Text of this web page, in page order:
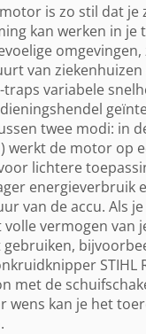
is zo stil dat je
kan werken in je
van ziekenhuizen
traps variabele
twee modi: in
werkt de motor op
lichtere
energieverbruik
van de accu. Als je
vermogen van
STIHL
met de
wens kan je het